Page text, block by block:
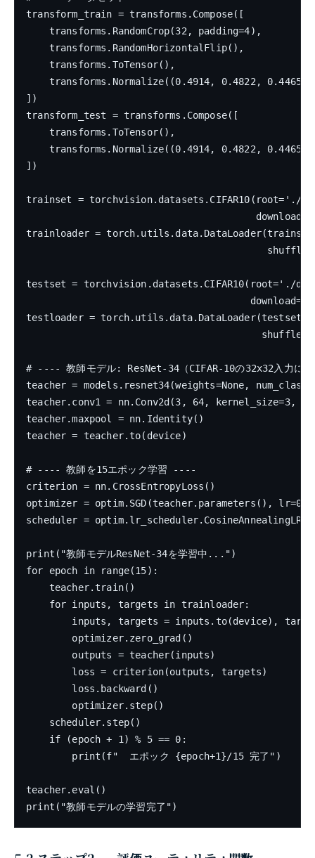
transform_train = transforms.Compose([
    transforms.RandomCrop(32, padding=4),
    transforms.RandomHorizontalFlip(),
    transforms.ToTensor(),
transforms.Normalize((0.4914, 0.4822,
])
transform_test = transforms.Compose([
    transforms.ToTensor(),
transforms.Normalize((0.4914, 0.4822,
])
trainset = torchvision.datasets.CIFAR10(root='./
trainloader =
testset = torchvision.datasets.CIFAR10(root='./
testloader = torch.utils.data.DataLoader(testset,
# ---- 教師モデル: ResNet-34（CIFAR-10の32x32入力に
teacher = models.resnet34(weights=None,
teacher.conv1 = nn.Conv2d(3, 64, kernel_size=3,
teacher.maxpool = nn.Identity()
teacher = teacher.to(device)
# ---- 教師を15エポック学習 ----
criterion = nn.CrossEntropyLoss()
optimizer = optim.SGD(teacher.parameters(), lr=0.1,
scheduler =
print("教師モデルResNet-34を学習中...")
for epoch in range(15):
    teacher.train()
    for inputs, targets in trainloader:
inputs, targets = inputs.to(device),
        optimizer.zero_grad()
        outputs = teacher(inputs)
        loss = criterion(outputs, targets)
        loss.backward()
        optimizer.step()
    scheduler.step()
    if (epoch + 1) % 5 == 0:
        print(f"  エポック {epoch+1}/15 完了")
teacher.eval()